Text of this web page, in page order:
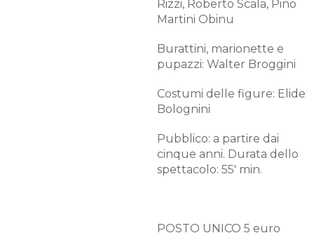
Rizzi, Roberto Scala, Pino
Martini Obinu
Burattini, marionette e
pupazzi: Walter Broggini
Costumi delle figure: Elide
Bolognini
Pubblico: a partire dai
cinque anni. Durata dello
spettacolo: 55' min.
POSTO UNICO 5 euro